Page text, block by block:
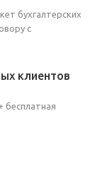
бухгалтерских
с
клиентов
бесплатная